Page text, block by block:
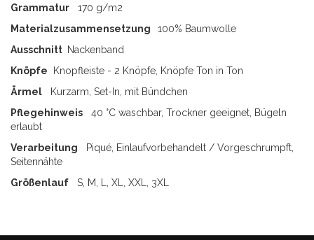
Grammatur 170 g/m2
Materialzusammensetzung
100% Baumwolle
Ausschnitt Nackenband
Knöpfe Knopfleiste - 2 Knöpfe, Knöpfe Ton in Ton
Ärmel Kurzarm, Set-In, mit Bündchen
Pflegehinweis 40 °C waschbar, Trockner geeignet, Bügeln
erlaubt
Verarbeitung Piqué, Einlaufvorbehandelt / Vorgeschrumpft,
Seitennähte
Größenlauf S, M, L, XL, XXL, 3XL